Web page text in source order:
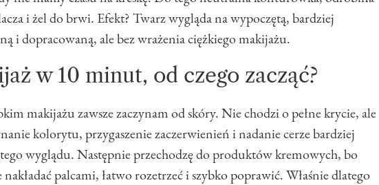
i żel do brwi. Efekt? Twarz wygląda na wypoczętą, bardziej
i dopracowaną, ale bez wrażenia ciężkiego makijażu.
w 10 minut, od czego zacząć?
makijażu zawsze zaczynam od skóry. Nie chodzi o pełne krycie, ale
kolorytu, przygaszenie zaczerwienień i nadanie cerze bardziej
wyglądu. Następnie przechodzę do produktów kremowych, bo
palcami, łatwo rozetrzeć i szybko poprawić. Właśnie dlatego